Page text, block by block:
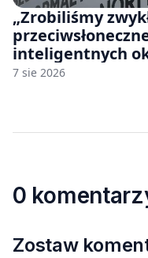
„Zrobiliśmy
inteligentnych
7 sie 2026
0
Zostaw